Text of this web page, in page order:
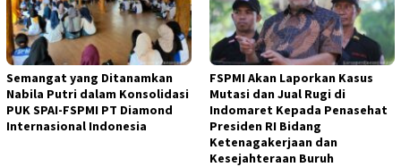
Semangat yang Ditanamkan
Nabila Putri dalam Konsolidasi
PUK SPAI-FSPMI PT Diamond
Internasional Indonesia
FSPMI Akan Laporkan Kasus
Mutasi dan Jual Rugi di
Indomaret Kepada Penasehat
Presiden RI Bidang
Ketenagakerjaan dan
Kesejahteraan Buruh